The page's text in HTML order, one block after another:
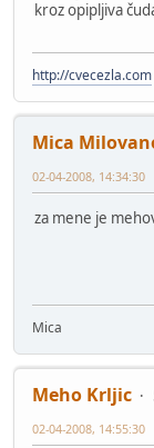
kroz opipljiva
http://cvecezla.com
Mica
02-04-2008, 14:34:30
za mene je
Mica
Meho Krljic
02-04-2008, 14:55:30